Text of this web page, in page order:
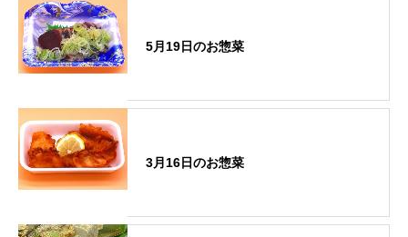
5月19日のお惣菜
3月16日のお惣菜